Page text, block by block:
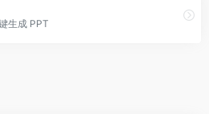
生成 PPT